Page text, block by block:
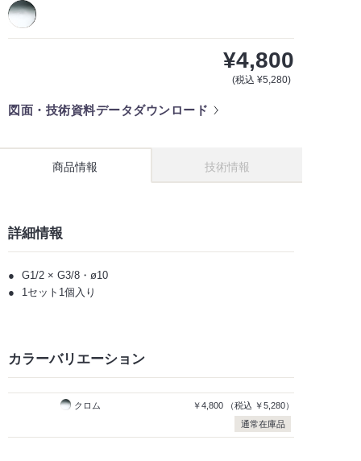
¥4,800
(税込 ¥5,280)
図面・技術資料データダウンロード
商品情報 技術情報
詳細情報
G1/2 × G3/8・ø10
1セット1個入り
カラーバリエーション
クロム ￥4,800 （税込 ￥5,280）
通常在庫品